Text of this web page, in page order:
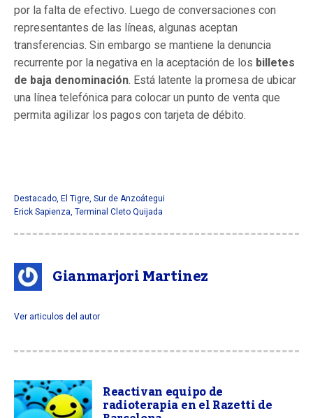
por la falta de efectivo. Luego de conversaciones con
representantes de las líneas, algunas aceptan
transferencias. Sin embargo se mantiene la denuncia
recurrente por la negativa en la aceptación de los billetes
de baja denominación. Está latente la promesa de ubicar
una línea telefónica para colocar un punto de venta que
permita agilizar los pagos con tarjeta de débito.
Destacado El Tigre Sur de Anzoátegui
Erick Sapienza Terminal Cleto Quijada
Gianmarjori Martinez
Ver articulos del autor
Reactivan equipo de
radioterapia en el Razetti de